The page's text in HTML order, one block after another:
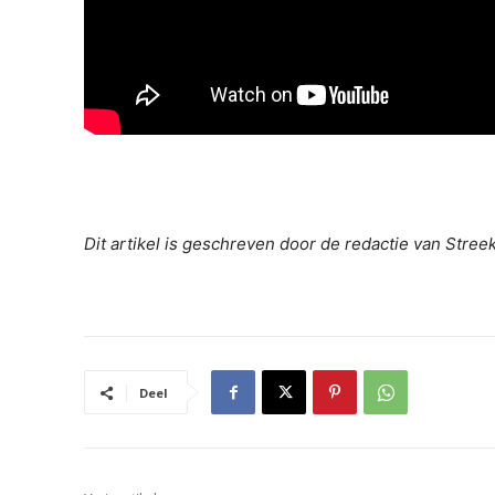
Dit artikel is geschreven door de redactie van
Deel